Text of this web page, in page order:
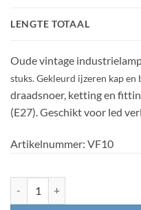
LENGTE TOTAAL
Oude vintage
stuks. Gekleurd ijzeren kap en
draadsnoer, ketting en
(E27). Geschikt voor led
Artikelnummer: VF10